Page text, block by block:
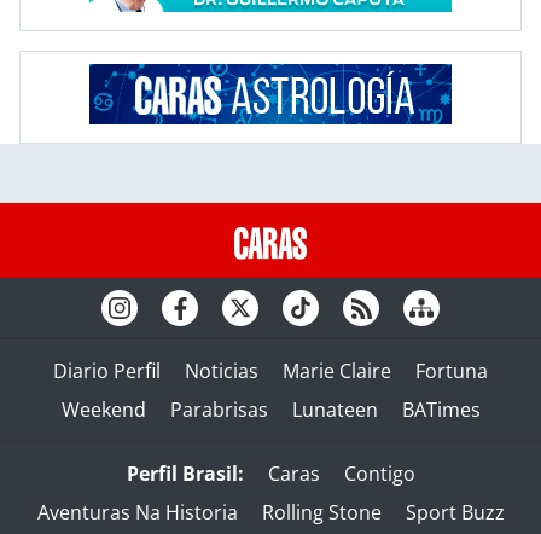
Diario Perfil Noticias Marie Claire
Fortuna
Weekend
Parabrisas Lunateen BATimes
Perfil Brasil: Caras
Contigo
Aventuras Na Historia
Rolling Stone Sport Buzz